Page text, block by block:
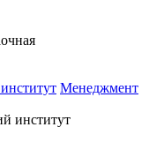
Менеджмент